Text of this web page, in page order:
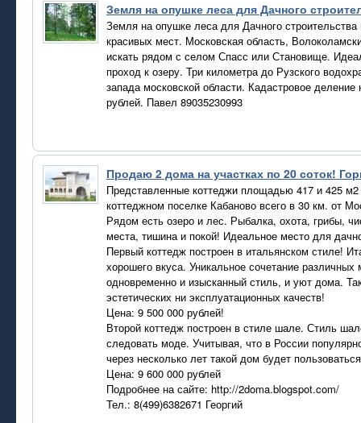
Земля на опушке леса для Дачного
Земля на опушке леса для Дачного
красивых мест. Московская область,
искать рядом с селом Спасс или Становище.
проход к озеру. Три километра до Рузского
запада московской области. Кадастровое
рублей. Павел 89035230993
Продаю 2 дома на участках по 20 соток!
Представленные коттеджи площадью 417 и 425
коттеджном поселке Кабаново всего в 30 км. от
Рядом есть озеро и лес. Рыбалка, охота, грибы,
места, тишина и покой! Идеальное место для
Первый коттедж построен в итальянском стиле!
хорошего вкуса. Уникальное сочетание
одновременно и изысканный стиль, и уют дома.
эстетических ни эксплуатационных качеств!
Цена: 9 500 000 рублей!
Второй коттедж построен в стиле шале. Стиль
следовать моде. Учитывая, что в России
через несколько лет такой дом будет
Цена: 9 600 000 рублей
Подробнее на сайте: http://2doma.blogspot.com/
Тел.: 8(499)6382671 Георгий